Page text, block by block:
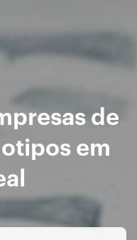
de
em